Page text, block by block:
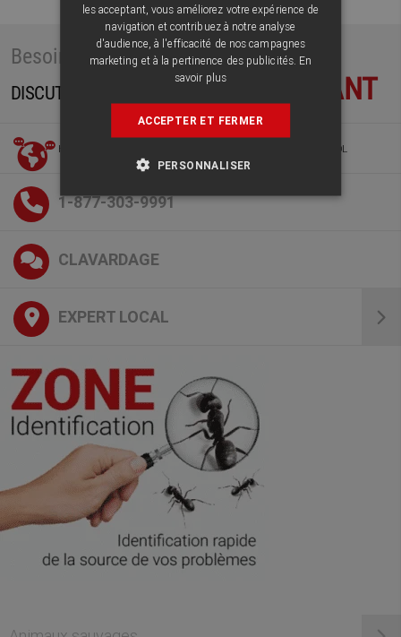
Besoin d’information?
DISCUTEZ AVEC UN EXPERT MAINTENANT
HEUREUX DE VOUS SERVIR EN FRANÇAIS / ANGLAIS / ESPAGNOL
1-877-303-9991
CLAVARDAGE
EXPERT LOCAL
les acceptant, vous améliorez votre expérience de
navigation et contribuez à notre analyse
d'audience, à l'efficacité de nos campagnes
marketing et à la pertinence des publicités. En
savoir plus
ACCEPTER ET FERMER
PERSONNALISER